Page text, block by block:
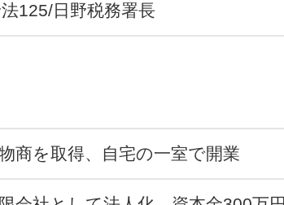
125/日野税務署長
商を取得、自宅の一室で開業